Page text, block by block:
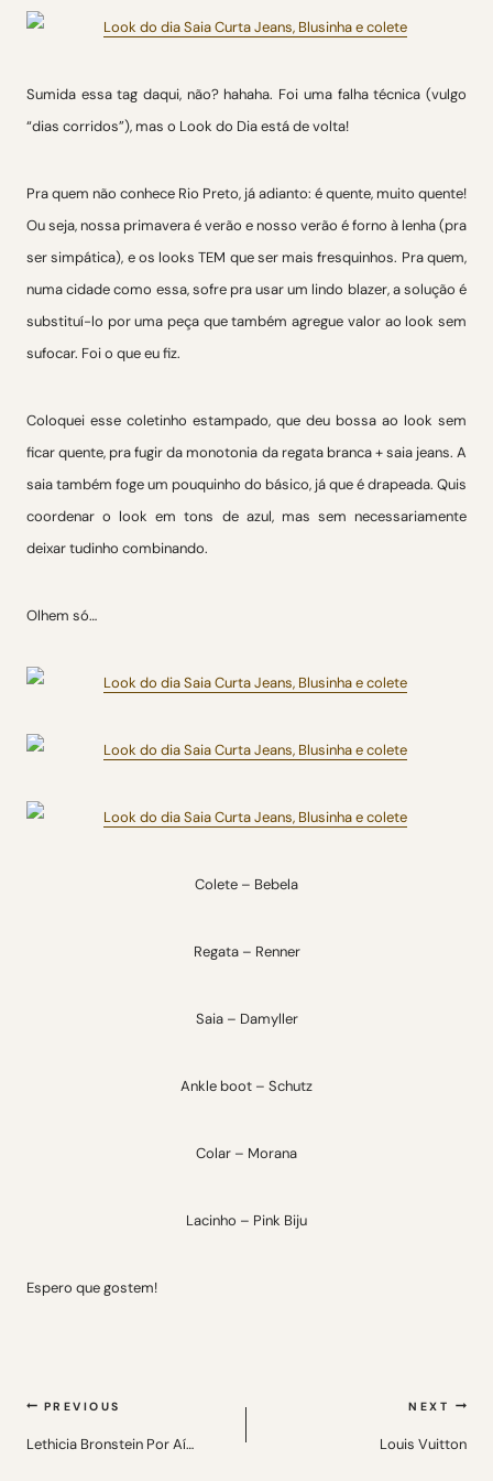
Sumida essa tag daqui, não? hahaha. Foi uma falha técnica (vulgo
“dias corridos”), mas o Look do Dia está de volta!
Pra quem não conhece Rio Preto, já adianto: é quente, muito quente!
Ou seja, nossa primavera é verão e nosso verão é forno à lenha (pra
ser simpática), e os looks TEM que ser mais fresquinhos. Pra quem,
numa cidade como essa, sofre pra usar um lindo blazer, a solução é
substituí-lo por uma peça que também agregue valor ao look sem
sufocar. Foi o que eu fiz.
Coloquei esse coletinho estampado, que deu bossa ao look sem
ficar quente, pra fugir da monotonia da regata branca + saia jeans. A
saia também foge um pouquinho do básico, já que é drapeada. Quis
coordenar o look em tons de azul, mas sem necessariamente
deixar tudinho combinando.
Olhem só…
Colete – Bebela
Regata – Renner
Saia – Damyller
Ankle boot – Schutz
Colar – Morana
Lacinho – Pink Biju
Espero que gostem!
Navegação
de
PREVIOUS
Lethicia Bronstein Por Aí…
NEXT
Louis Vuitton